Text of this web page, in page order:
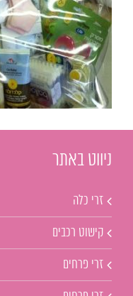
ניווט באתר
זרי כלה
קישוט רכבים
זרי פרחים